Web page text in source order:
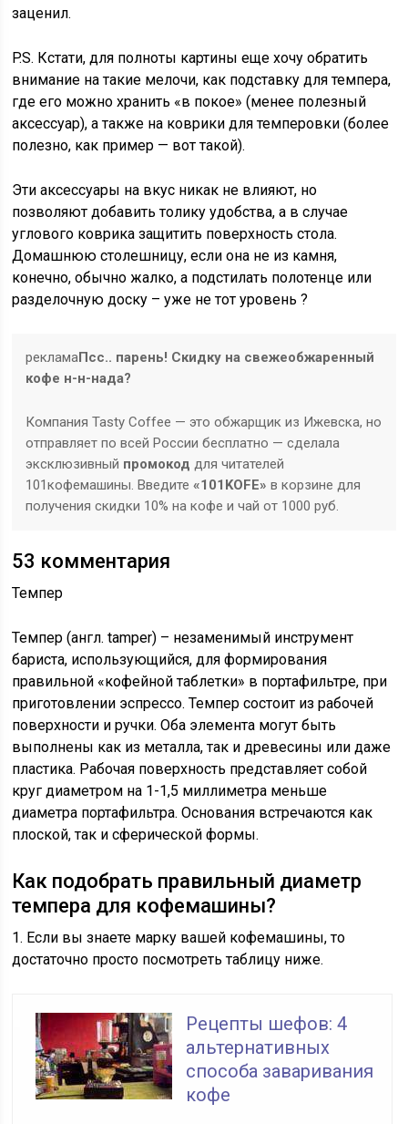
заценил.
P.S. Кстати, для полноты картины еще хочу обратить
внимание на такие мелочи, как подставку для темпера,
где его можно хранить «в покое» (менее полезный
аксессуар), а также на коврики для темперовки (более
полезно, как пример — вот такой).
Эти аксессуары на вкус никак не влияют, но
позволяют добавить толику удобства, а в случае
углового коврика защитить поверхность стола.
Домашнюю столешницу, если она не из камня,
конечно, обычно жалко, а подстилать полотенце или
разделочную доску – уже не тот уровень ?
рекламаПсс.. парень! Скидку на свежеобжаренный
кофе н-н-нада?
Компания Tasty Coffee — это обжарщик из Ижевска, но
отправляет по всей России бесплатно — сделала
эксклюзивный промокод для читателей
101кофемашины. Введите«101KOFE» в корзине для
получения скидки 10% на кофе и чай от 1000 руб.
53 комментария
Темпер
Темпер (англ. tamper) – незаменимый инструмент
бариста, использующийся, для формирования
правильной «кофейной таблетки» в портафильтре, при
приготовлении эспрессо. Темпер состоит из рабочей
поверхности и ручки. Оба элемента могут быть
выполнены как из металла, так и древесины или даже
пластика. Рабочая поверхность представляет собой
круг диаметром на 1-1,5 миллиметра меньше
диаметра портафильтра. Основания встречаются как
плоской, так и сферической формы.
Как подобрать правильный диаметр
темпера для кофемашины?
1. Если вы знаете марку вашей кофемашины, то
достаточно просто посмотреть таблицу ниже.
Рецепты шефов: 4
альтернативных
способа заваривания
кофе